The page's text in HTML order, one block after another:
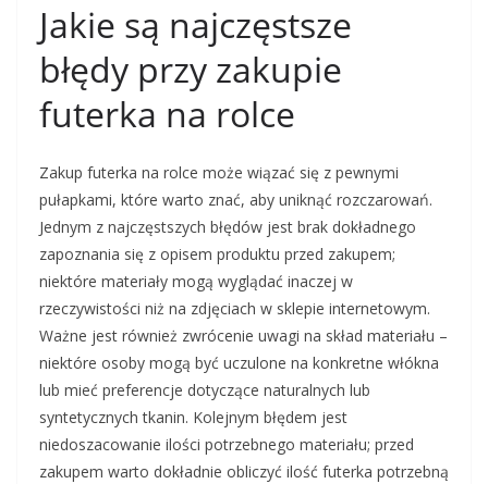
Jakie są najczęstsze
błędy przy zakupie
futerka na rolce
Zakup futerka na rolce może wiązać się z pewnymi
pułapkami, które warto znać, aby uniknąć rozczarowań.
Jednym z najczęstszych błędów jest brak dokładnego
zapoznania się z opisem produktu przed zakupem;
niektóre materiały mogą wyglądać inaczej w
rzeczywistości niż na zdjęciach w sklepie internetowym.
Ważne jest również zwrócenie uwagi na skład materiału –
niektóre osoby mogą być uczulone na konkretne włókna
lub mieć preferencje dotyczące naturalnych lub
syntetycznych tkanin. Kolejnym błędem jest
niedoszacowanie ilości potrzebnego materiału; przed
zakupem warto dokładnie obliczyć ilość futerka potrzebną